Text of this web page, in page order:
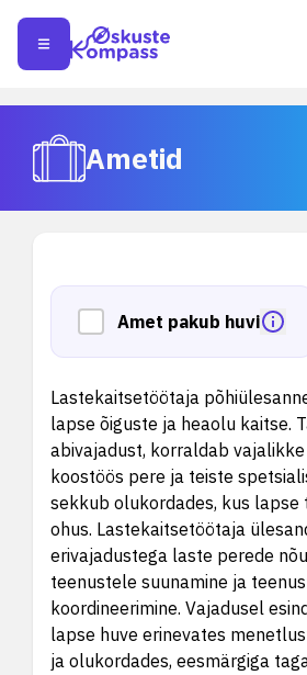
Ametid
Amet pakub huvi
Lastekaitsetöötaja
lapse õiguste ja heaolu kaitse.
abivajadust, korraldab
koostöös pere ja teiste
sekkub olukordades, kus lapse
ohus. Lastekaitsetöötaja
erivajadustega laste perede
teenustele suunamine ja
koordineerimine. Vajadusel
lapse huve erinevates
ja olukordades, eesmärgiga